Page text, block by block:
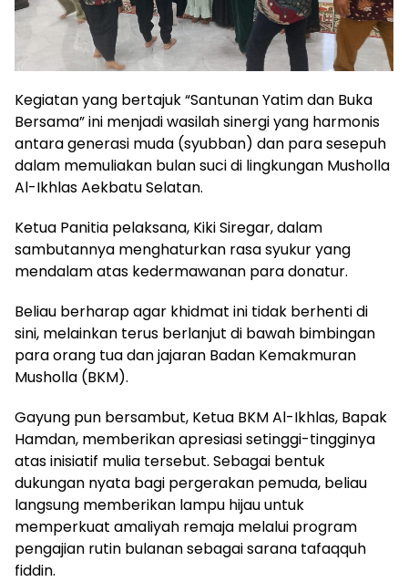
​Kegiatan yang bertajuk “Santunan Yatim dan Buka
Bersama” ini menjadi wasilah sinergi yang harmonis
antara generasi muda (syubban) dan para sesepuh
dalam memuliakan bulan suci di lingkungan Musholla
Al-Ikhlas Aekbatu Selatan.
​Ketua Panitia pelaksana, Kiki Siregar, dalam
sambutannya menghaturkan rasa syukur yang
mendalam atas kedermawanan para donatur.
Beliau berharap agar khidmat ini tidak berhenti di
sini, melainkan terus berlanjut di bawah bimbingan
para orang tua dan jajaran Badan Kemakmuran
Musholla (BKM).
​Gayung pun bersambut, Ketua BKM Al-Ikhlas, Bapak
Hamdan, memberikan apresiasi setinggi-tingginya
atas inisiatif mulia tersebut. Sebagai bentuk
dukungan nyata bagi pergerakan pemuda, beliau
langsung memberikan lampu hijau untuk
memperkuat amaliyah remaja melalui program
pengajian rutin bulanan sebagai sarana tafaqquh
fiddin.